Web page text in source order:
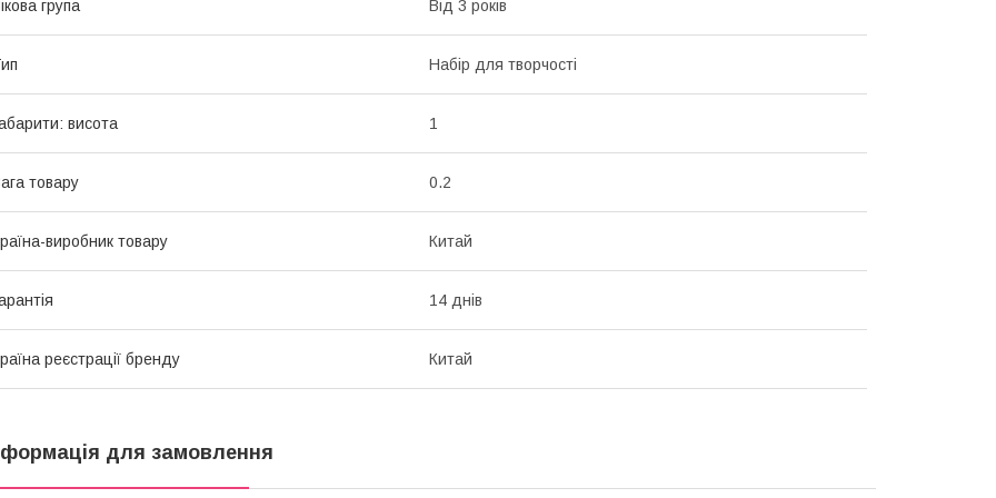
група Від 3 років
Набір для творчості
висота 1
товару 0.2
виробник товару Китай
14 днів
реєстрації бренду Китай
для замовлення